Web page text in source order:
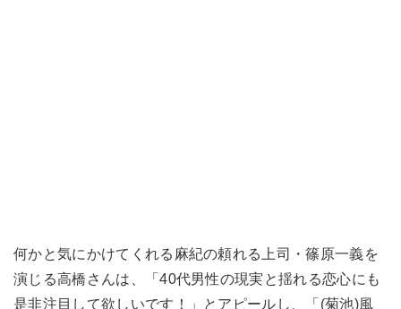
何かと気にかけてくれる麻紀の頼れる上司・篠原一義を
演じる高橋さんは、「40代男性の現実と揺れる恋心にも
是非注目して欲しいです！」とアピールし、「(菊池)風